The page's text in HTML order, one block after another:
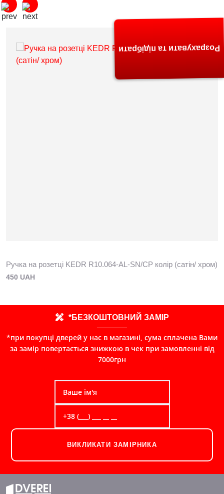
Ручка на розетці KEDR R10.064-AL-SN/CP колір (сатін/ хром)
450 UAH
*БЕЗКОШТОВНИЙ ЗАМІР
*при покупці дверей у нас в магазині, сума сплачена Вами
за замір повертається знижкою в чек при замовленні від
7000грн
ВИКЛИКАТИ ЗАМІРНИКА
Розрахувати та підібрати